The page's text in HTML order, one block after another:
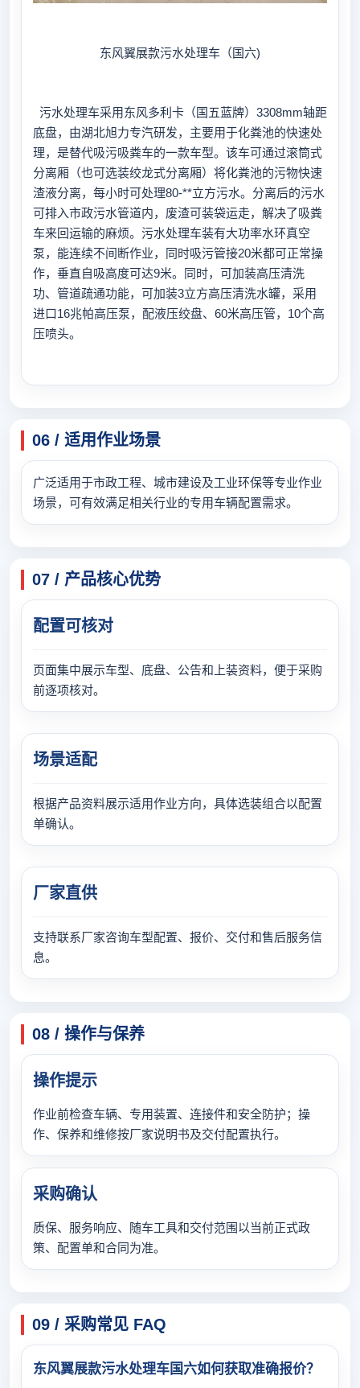
东风翼展款污水处理车（国六)
污水处理车采用东风多利卡（国五蓝牌）3308mm轴距
底盘，由湖北旭力专汽研发，主要用于化粪池的快速处
理，是替代吸污吸粪车的一款车型。该车可通过滚筒式
分离厢（也可选装绞龙式分离厢）将化粪池的污物快速
渣液分离，每小时可处理80-**立方污水。分离后的污水
可排入市政污水管道内，废渣可装袋运走，解决了吸粪
车来回运输的麻烦。污水处理车装有大功率水环真空
泵，能连续不间断作业，同时吸污管接20米都可正常操
作，垂直自吸高度可达9米。同时，可加装高压清洗
功、管道疏通功能，可加装3立方高压清洗水罐，采用
进口16兆帕高压泵，配液压绞盘、60米高压管，10个高
压喷头。
06 / 适用作业场景
广泛适用于市政工程、城市建设及工业环保等专业作业
场景，可有效满足相关行业的专用车辆配置需求。
07 / 产品核心优势
配置可核对
页面集中展示车型、底盘、公告和上装资料，便于采购
前逐项核对。
场景适配
根据产品资料展示适用作业方向，具体选装组合以配置
单确认。
厂家直供
支持联系厂家咨询车型配置、报价、交付和售后服务信
息。
08 / 操作与保养
操作提示
作业前检查车辆、专用装置、连接件和安全防护；操
作、保养和维修按厂家说明书及交付配置执行。
采购确认
质保、服务响应、随车工具和交付范围以当前正式政
策、配置单和合同为准。
09 / 采购常见 FAQ
东风翼展款污水处理车国六如何获取准确报价？